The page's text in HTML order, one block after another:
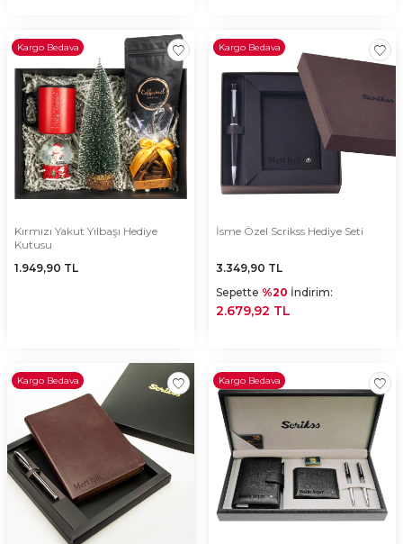
Kargo Bedava
Kırmızı Yakut Yılbaşı Hediye
Kutusu
1.949,90 TL
Kargo Bedava
İsme Özel Scrikss Hediye Seti
3.349,90 TL
Sepette %20 İndirim:
2.679,92 TL
Kargo Bedava Kargo Bedava